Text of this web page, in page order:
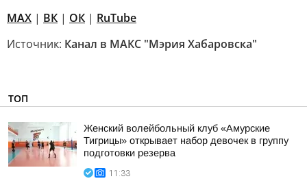
MAX | ВК | ОК | RuTube
Источник: Канал в МАКС "Мэрия Хабаровска"
ТОП
Женский волейбольный клуб «Амурские
Тигрицы» открывает набор девочек в группу
подготовки резерва
11:33